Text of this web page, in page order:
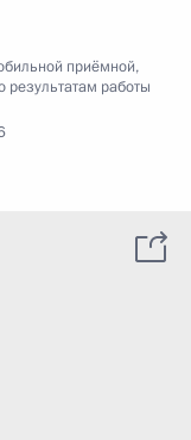
приёмной,
работы